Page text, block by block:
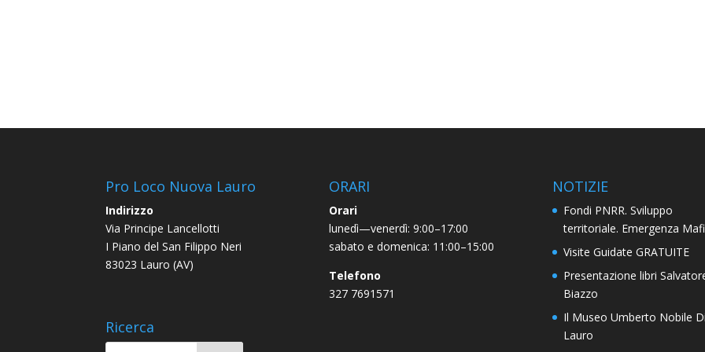
Pro Loco Nuova Lauro
Indirizzo
Via Principe Lancellotti
I Piano del San Filippo Neri
83023 Lauro (AV)
Ricerca
ORARI
Orari
lunedì—venerdì: 9:00–17:00
sabato e domenica: 11:00–15:00
Telefono
327 7691571
NOTIZIE
Fondi PNRR. Sviluppo
territoriale. Emergenza
Visite Guidate GRATUITE
Presentazione libri
Biazzo
Il Museo Umberto Nobile Di
Lauro